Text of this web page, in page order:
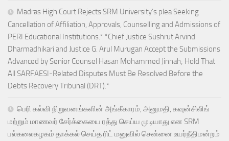
Madras High Court Rejects SRM University’s plea Seeking
Cancellation of Affiliation, Approvals, Counselling and Admissions of
PERI Educational Institutions.* *Chief Justice Sushrut Arvind
Dharmadhikari and Justice G. Arul Murugan Accept the Submissions
Advanced by Senior Counsel Hasan Mohammed Jinnah; Hold That
All SARFAESI-Related Disputes Must Be Resolved Before the
Debts Recovery Tribunal (DRT).*
பெரி கல்வி நிறுவனங்களின் அங்கீகாரம், அனுமதி, கவுன்சிலிங்
மற்றும் மாணவர் சேர்க்கையை ரத்து செய்ய முடியாது என SRM
பல்கலைகழகம் தாக்கல் செய்த ரிட் மனுவில் சென்னை உயர்நீதிமன்றம்